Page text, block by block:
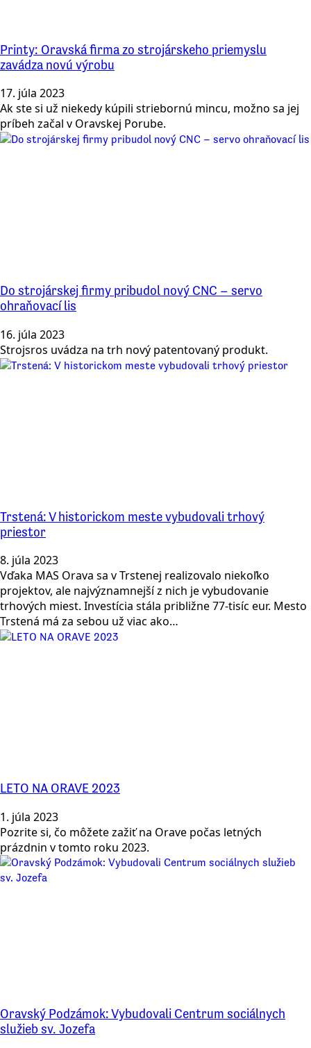
Printy: Oravská firma zo strojárskeho priemyslu
zavádza novú výrobu
17. júla 2023
Ak ste si už niekedy kúpili striebornú mincu, možno sa jej
príbeh začal v Oravskej Porube.
Do strojárskej firmy pribudol nový CNC – servo
ohraňovací lis
16. júla 2023
Strojsros uvádza na trh nový patentovaný produkt.
Trstená: V historickom meste vybudovali trhový
priestor
8. júla 2023
Vďaka MAS Orava sa v Trstenej realizovalo niekoľko
projektov, ale najvýznamnejší z nich je vybudovanie
trhových miest. Investícia stála približne 77-tisíc eur. Mesto
Trstená má za sebou už viac ako…
LETO NA ORAVE 2023
1. júla 2023
Pozrite si, čo môžete zažiť na Orave počas letných
prázdnin v tomto roku 2023.
Oravský Podzámok: Vybudovali Centrum sociálnych
služieb sv. Jozefa